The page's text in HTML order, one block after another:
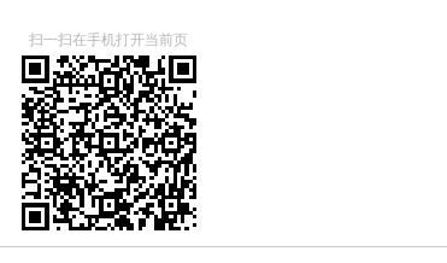
扫一扫在手机打开当前页